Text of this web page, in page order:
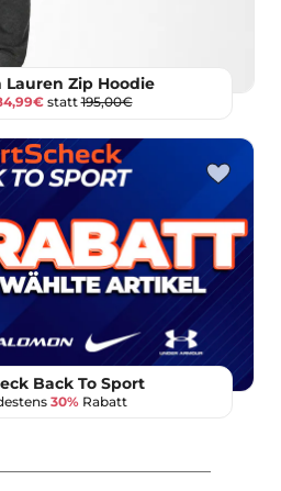
Lauren Zip Hoodie
statt195,00€
Back To Sport
30% Rabatt